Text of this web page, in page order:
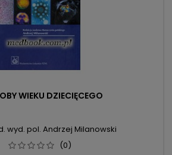
WIEKU DZIECIĘCEGO
wyd. pol. Andrzej Milanowski
(0)